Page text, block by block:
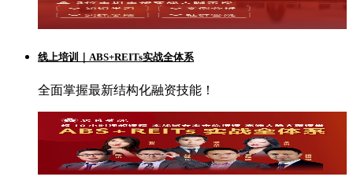
线上培训｜ABS+REITs实战全体系
全面掌握最新结构化融资技能！